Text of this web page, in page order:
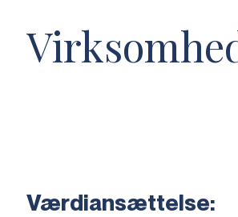
Værdiansættelse: